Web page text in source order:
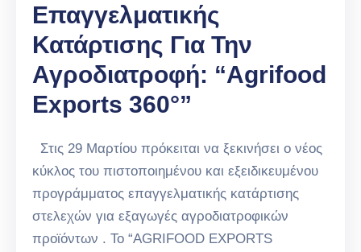
Επαγγελματικής
Κατάρτισης Για Την
Αγροδιατροφή: “Agrifood
Εxports 360°”
Στις 29 Μαρτίου πρόκειται να ξεκινήσει ο νέος
κύκλος του πιστοποιημένου και εξειδικευμένου
προγράμματος επαγγελματικής κατάρτισης
στελεχών για εξαγωγές αγροδιατροφικών
προϊόντων . Το “AGRIFOOD EXPORTS